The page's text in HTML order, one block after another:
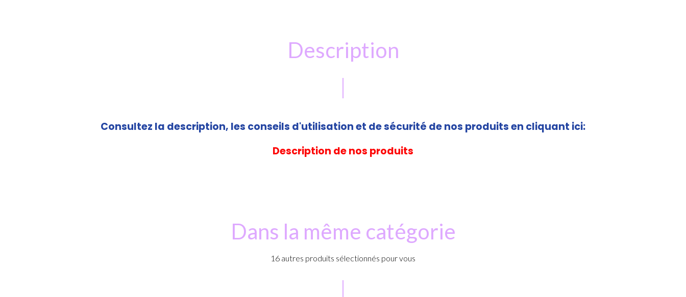
Description
Consultez la description, les conseils d'utilisation et de sécurité de nos produits en cliquant ici:
Description de nos produits
Dans la même catégorie
16 autres produits sélectionnés pour vous